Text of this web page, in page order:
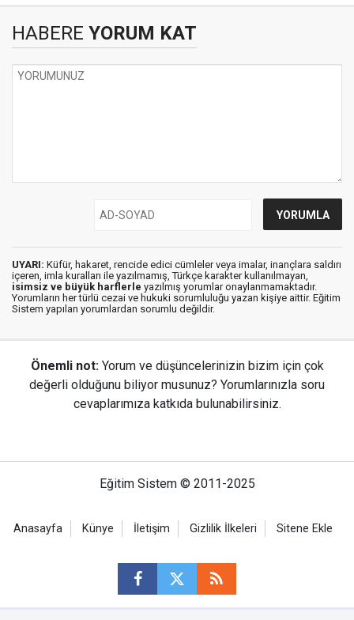
HABERE YORUM KAT
UYARI: Küfür, hakaret, rencide edici cümleler veya imalar, inançlara saldırı
içeren, imla kuralları ile yazılmamış, Türkçe karakter kullanılmayan,
isimsiz ve büyük harflerle yazılmış yorumlar onaylanmamaktadır.
Yorumların her türlü cezai ve hukuki sorumluluğu yazan kişiye aittir. Eğitim
Sistem yapılan yorumlardan sorumlu değildir.
Önemli not: Yorum ve düşüncelerinizin bizim için çok
değerli olduğunu biliyor musunuz? Yorumlarınızla soru
cevaplarımıza katkıda bulunabilirsiniz.
Eğitim Sistem © 2011-2025
Anasayfa Künye İletişim Gizlilik İlkeleri Sitene Ekle